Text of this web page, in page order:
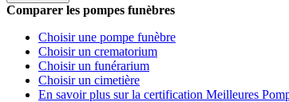
Comparer les pompes funèbres
Choisir une pompe funèbre
Choisir un crematorium
Choisir un funérarium
Choisir un cimetière
En savoir plus sur la certification Meilleures